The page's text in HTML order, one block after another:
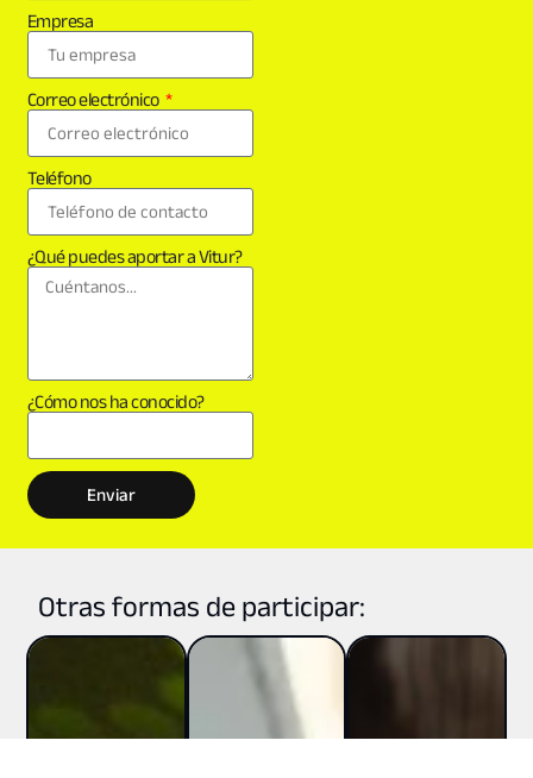
Empresa
Correo electrónico
Teléfono
¿Qué puedes aportar a Vitur?
¿Cómo nos ha conocido?
Enviar
Otras formas de participar: